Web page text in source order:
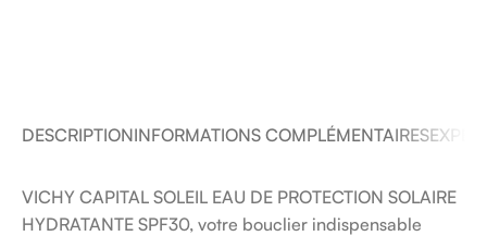
DESCRIPTIONINFORMATIONS COMPLÉMENTAIRES
VICHY CAPITAL SOLEIL EAU DE PROTECTION SOLAIRE
HYDRATANTE SPF30, votre bouclier indispensable